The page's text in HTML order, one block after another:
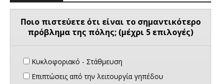
Ποιο πιστεύετε ότι είναι το σημαντικότερο
πρόβλημα της πόλης; (μέχρι 5 επιλογές)
Κυκλοφοριακό - Στάθμευση
Επιπτώσεις από την λειτουργία γηπέδου